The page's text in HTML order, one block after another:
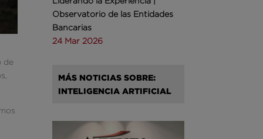
de
Observatorio de las Entidades
Bancarias
24 Mar 2026
MÁS NOTICIAS SOBRE:
INTELIGENCIA ARTIFICIAL